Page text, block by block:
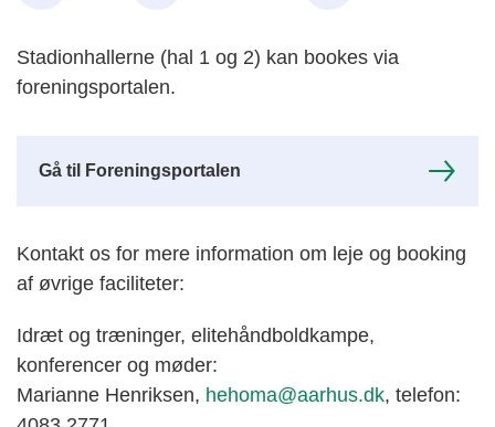
Stadionhallerne (hal 1 og 2) kan bookes via
foreningsportalen.
Gå til Foreningsportalen
Kontakt os for mere information om leje og booking
af øvrige faciliteter:
Idræt og træninger, elitehåndboldkampe,
konferencer og møder:
Marianne Henriksen, hehoma@aarhus.dk, telefon: